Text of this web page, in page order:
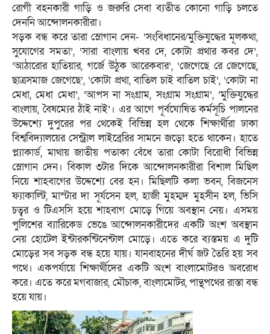
রোগী বহনকারী গাড়ি ও জরুরি সেবা ব্যতীত কোনো গাড়ি চলতে
দেননি আন্দোলনকারীরা।
সড়ক বন্ধ করে তারা স্লোগান দেন- ‘সংবিধানের/মুক্তিযুদ্ধের মূলকথা,
সুযোগের সমতা’, ‘সারা বাংলায় খবর দে, কোটা প্রথার কবর দে’,
‘আঠারোর হাতিয়ার, গর্জে উঠুক আরেকবার’, ‘জেগেছে রে জেগেছে,
ছাত্রসমাজ জেগেছে’, ‘কোটা প্রথা, বাতিল চাই বাতিল চাই’, ‘কোটা না
মেধা, মেধা মেধা’, ‘আপস না সংগ্রাম, সংগ্রাম সংগ্রাম’, ‘মুক্তিযুদ্ধের
বাংলায়, বৈষম্যের ঠাঁই নাই’। এর আগে পূর্বঘোষিত কর্মসূচি পালনের
উদ্দেশ্যে দুপুরের পর থেকেই বিভিন্ন হল থেকে শিক্ষার্থীরা ঢাকা
বিশ্ববিদ্যালয়ের সেন্ট্রাল লাইব্রেরির সামনে জড়ো হতে থাকেন। হাতে
প্ল্যাকার্ড, মাথায় জাতীয় পতাকা বেঁধে তারা কোটা বিরোধী বিভিন্ন
স্লোগান দেন। বিকাল ৩টার দিকে আন্দোলনকারীরা বিশাল মিছিল
নিয়ে শাহবাগের উদ্দেশ্যে বের হন। মিছিলটি কলা ভবন, বিজনেস
ফ্যাকাল্টি, মাস্টার দা সূর্যসেন হল, হাজী মুহম্মদ মুহসীন হল, ভিসি
চত্বর ও টিএসসি হয়ে শাহবাগ মোড়ে গিয়ে অবস্থান নেয়। এসময়
পুলিশের ব্যারিকেড ভেঙে আন্দোলনকারীদের একটি অংশ অবস্থান
নেয় হোটেল ইন্টারকন্টিনেন্টাল মোড়ে। এতে করে ব্যস্তময় এ দুটি
মোড়ের সব সড়ক বন্ধ হয়ে যায়। যানবাহনের দীর্ঘ জট তৈরি হয় সব
পথে। একপর্যায়ে শিক্ষার্থীদের একটি অংশ বাংলামোটরও অবরোধ
করে। এতে করে মগবাজার, মৌচাক, বাংলামোটর, পান্থপথের রাস্তা বন্ধ
হয়ে যায়।